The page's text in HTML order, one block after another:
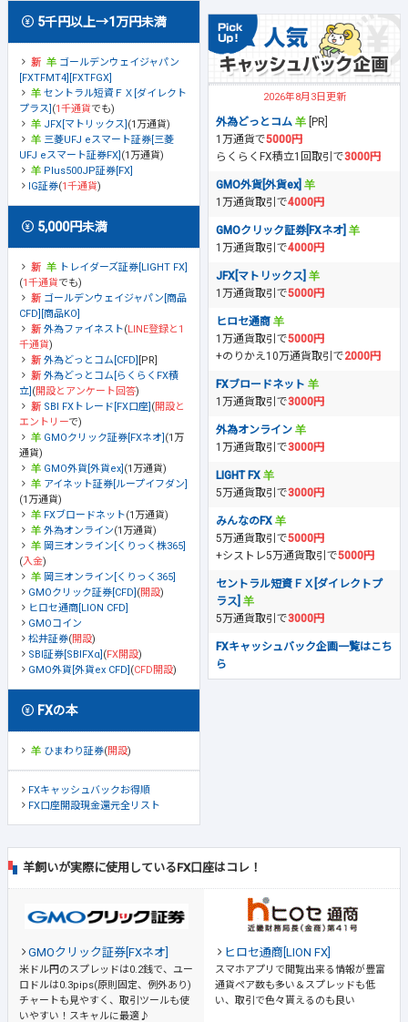
5千円以上→1万円未満
ゴールデンウェイジャパン
[FXTFMT4][FXTFGX]
セントラル短資ＦＸ[ダイレクト
プラス] (1千通貨でも)
JFX[マトリックス] (1万通貨)
三菱UFJ eスマート証券[三菱
UFJ eスマート証券FX] (1万通貨)
Plus500JP証券[FX]
IG証券(1千通貨)
5,000円未満
トレイダーズ証券[LIGHT FX]
(1千通貨でも)
ゴールデンウェイジャパン[商品
CFD][商品KO]
外為ファイネスト(LINE登録と1
千通貨)
外為どっとコム[CFD] [PR]
外為どっとコム[らくらくFX積
立] (開設とアンケート回答)
SBI FXトレード[FX口座] (開設と
エントリーで)
GMOクリック証券[FXネオ] (1万
通貨)
GMO外貨[外貨ex] (1万通貨)
アイネット証券[ループイフダン]
(1万通貨)
FXブロードネット(1万通貨)
外為オンライン(1万通貨)
岡三オンライン[くりっく株365]
(入金)
岡三オンライン[くりっく365]
GMOクリック証券[CFD] (開設)
ヒロセ通商[LION CFD]
GMOコイン
松井証券(開設)
SBI証券[SBIFXα] (FX開設)
GMO外貨[外貨ex CFD] (CFD開設)
FXの本
ひまわり証券(開設)
FXキャッシュバックお得順
FX口座開設現金還元全リスト
2026年8月3日更新
外為どっとコム
[PR]
1万通貨で5000円
らくらくFX積立1回取引で3000円
GMO外貨[外貨ex]
1万通貨取引で4000円
GMOクリック証券[FXネオ]
1万通貨取引で4000円
JFX[マトリックス]
1万通貨取引で5000円
ヒロセ通商
1万通貨取引で5000円
+のりかえ10万通貨取引で2000円
FXブロードネット
1万通貨取引で3000円
外為オンライン
1万通貨取引で3000円
LIGHT FX
5万通貨取引で3000円
みんなのFX
5万通貨取引で5000円
+シストレ5万通貨取引で5000円
セントラル短資ＦＸ[ダイレクトプ
ラス]
5万通貨取引で3000円
FXキャッシュバック企画一覧はこち
ら
羊飼いが実際に使用しているFX口座はコレ！
GMOクリック証券[FXネオ]
米ドル円のスプレッドは0.2銭で、ユー
ロドルは0.3pips(原則固定、例外あり)
チャートも見やすく、取引ツールも使
いやすい！スキャルに最適♪
ヒロセ通商[LION FX]
スマホアプリで閲覧出来る情報が豊富
通貨ペア数も多い＆スプレッドも低
い、取引で色々貰えるのも良い